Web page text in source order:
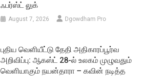
ஃபர்ஸ்ட் லுக்
August 7, 2026 Dgowdham Pro
புதிய வெளியீட்டு தேதி அதிகாரப்பூர்வ
அறிவிப்பு: ஆகஸ்ட் 28-ல் உலகம் முழுவதும்
வெளியாகும் நயன்தாரா – கவின் நடித்த